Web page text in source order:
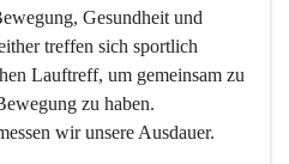
Gesundheit und
treffen sich sportlich
Lauftreff, um gemeinsam zu
zu haben.
wir unsere Ausdauer.